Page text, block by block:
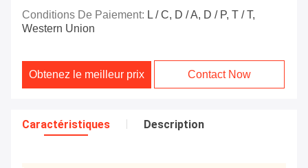
Conditions De Paiement: L / C, D / A, D / P, T / T,
Western Union
Obtenez le meilleur prix Contact Now
Caractéristiques Description